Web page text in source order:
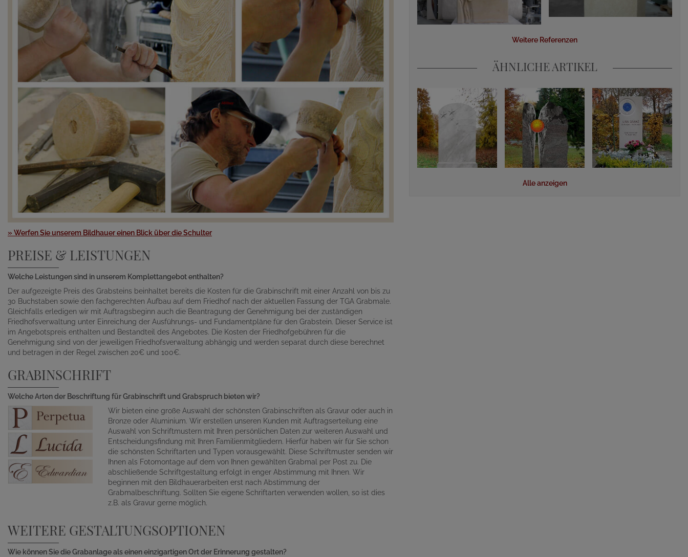
» Werfen Sie unserem Bildhauer einen Blick über die Schulter
PREISE & LEISTUNGEN
Welche Leistungen sind in unserem Komplettangebot enthalten?
Der aufgezeigte Preis des Grabsteins beinhaltet bereits die Kosten für die Grabinschrift mit einer Anzahl von bis zu
30 Buchstaben sowie den fachgerechten Aufbau auf dem Friedhof nach der aktuellen Fassung der TGA Grabmale.
Gleichfalls erledigen wir mit Auftragsbeginn auch die Beantragung der Genehmigung bei der zuständigen
Friedhofsverwaltung unter Einreichung der Ausführungs- und Fundamentpläne für den Grabstein. Dieser Service ist
im Angebotspreis enthalten und Bestandteil des Angebotes. Die Kosten der Friedhofgebühren für die
Genehmigung sind von der jeweiligen Friedhofsverwaltung abhängig und werden separat durch diese berechnet
und betragen in der Regel zwischen 20€ und 100€.
GRABINSCHRIFT
Welche Arten der Beschriftung für Grabinschrift und Grabspruch bieten wir?
Wir bieten eine große Auswahl der schönsten Grabinschriften als Gravur oder auch in
Bronze oder Aluminium. Wir erstellen unseren Kunden mit Auftragserteilung eine
Auswahl von Schriftmustern mit Ihren persönlichen Daten zur weiteren Auswahl und
Entscheidungsfindung mit Ihren Familienmitgliedern. Hierfür haben wir für Sie schon
die schönsten Schriftarten und Typen vorausgewählt. Diese Schriftmuster senden wir
Ihnen als Fotomontage auf dem von Ihnen gewählten Grabmal per Post zu. Die
abschließende Schriftgestaltung erfolgt in enger Abstimmung mit Ihnen. Wir
beginnen mit den Bildhauerarbeiten erst nach Abstimmung der
Grabmalbeschriftung. Sollten Sie eigene Schriftarten verwenden wollen, so ist dies
z.B. als Gravur gerne möglich.
WEITERE GESTALTUNGSOPTIONEN
Wie können Sie die Grabanlage als einen einzigartigen Ort der Erinnerung gestalten?
Weitere Referenzen
ÄHNLICHE ARTIKEL
Alle anzeigen